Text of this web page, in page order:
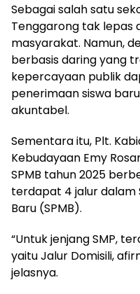
Sebagai salah satu
Tenggarong tak lepas
masyarakat. Namun,
berbasis daring yang
kepercayaan publik
penerimaan siswa
akuntabel.
Sementara itu, Plt.
Kebudayaan Emy
SPMB tahun 2025
terdapat 4 jalur dalam
Baru (SPMB).
“Untuk jenjang SMP,
yaitu Jalur Domisili,
jelasnya.